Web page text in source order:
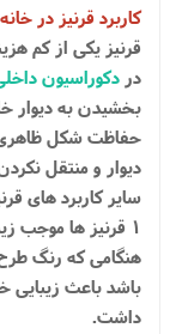
کاربرد قرنیز در خانه
قرنیز یکی از کم
در دکوراسیون
بخشیدن به دیوار
حفاظت شکل
دیوار و منتقل
سایر کاربرد های
1 قرنیز ها موجب
هنگامی که رنگ
باشد باعث زیبایی
داشت.